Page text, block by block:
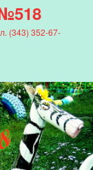
(343) 352-67-